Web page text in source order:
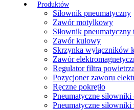
Produktów
Siłownik pneumatyczny
Zawór motylkowy
Siłownik pneumatyczny
Zawór kulowy
Skrzynka wyłączników
Zawór
Regulator filtra powietrza
Pozycjoner zaworu
Ręczne pokrętło
Pneumatyczne
Pneumatyczne siłowniki